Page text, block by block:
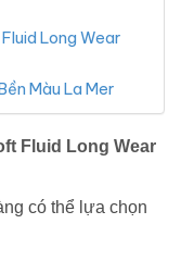
Long Wear
Màu La Mer
Fluid Long Wear
có thể lựa chọn